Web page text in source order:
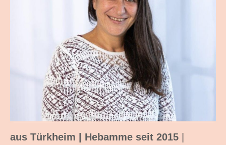
aus Türkheim | Hebamme seit 2015